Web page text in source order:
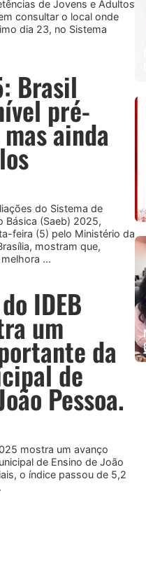
de Jovens e Adultos
consultar o local onde
dia 23, no Sistema
Brasil
pré-
ainda
do Sistema de
Básica (Saeb) 2025,
feira (5) pelo Ministério da
mostram que,
...
IDEB
um
da
de
Pessoa.
mostra um avanço
de Ensino de João
o índice passou de 5,2